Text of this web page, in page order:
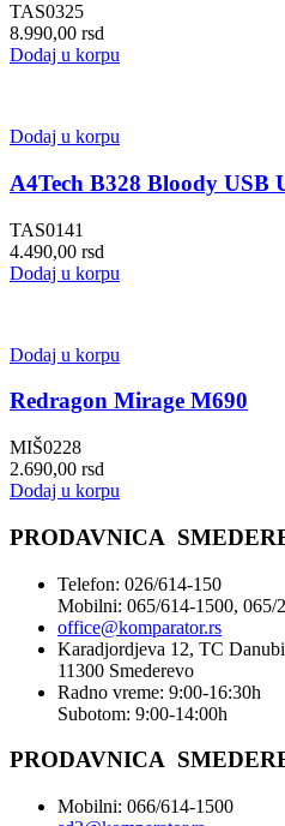
TAS0325
8.990,00 rsd
Dodaj u korpu
Dodaj u korpu
A4Tech B328 Bloody USB
TAS0141
4.490,00 rsd
Dodaj u korpu
Dodaj u korpu
Redragon Mirage M690
MIŠ0228
2.690,00 rsd
Dodaj u korpu
PRODAVNICA
Telefon: 026/614-150
Mobilni: 065/614-1500, 065/
office@komparator.rs
Karadjordjeva 12, TC
11300 Smederevo
Radno vreme: 9:00-16:30h
Subotom: 9:00-14:00h
PRODAVNICA
Mobilni: 066/614-1500